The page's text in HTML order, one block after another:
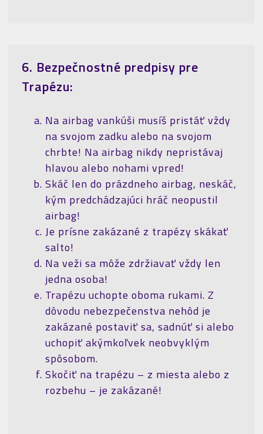
6. Bezpečnostné predpisy pre
Trapézu:
Na airbag vankúši musíš pristáť vždy
na svojom zadku alebo na svojom
chrbte! Na airbag nikdy nepristávaj
hlavou alebo nohami vpred!
Skáč len do prázdneho airbag, neskáč,
kým predchádzajúci hráč neopustil
airbag!
Je prísne zakázané z trapézy skákať
salto!
Na veži sa môže zdržiavať vždy len
jedna osoba!
Trapézu uchopte oboma rukami. Z
dôvodu nebezpečenstva nehôd je
zakázané postaviť sa, sadnúť si alebo
uchopiť akýmkoľvek neobvyklým
spôsobom.
Skočiť na trapézu – z miesta alebo z
rozbehu – je zakázané!